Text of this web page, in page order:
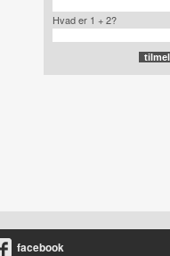
Hvad er 1 + 2?
facebook